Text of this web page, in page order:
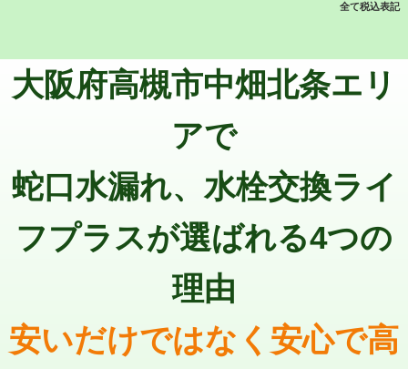
マス交換（深さ50㎝以上） 66,000円
コンクリート斫り（厚さ10㎝超え）
モルタル補修（厚さ10㎝まで） 27,500円
モルタル補修（厚さ10㎝超え）
追加人工 16,500円
追加トーラー機使用/3m超え +3,300円
止水・漏水調査・防水処理・清掃・修
11,000円
止水・漏水調査・防水処理・清掃・修
22,000円
止水・漏水調査・防水処理・清掃・修
その他部品の脱着 8,800円～
全て税込表記
大阪府高槻市中畑北条エリ
アで
蛇口水漏れ、水栓交換ライ
フプラスが選ばれる4つの
理由
安いだけではなく安心で高